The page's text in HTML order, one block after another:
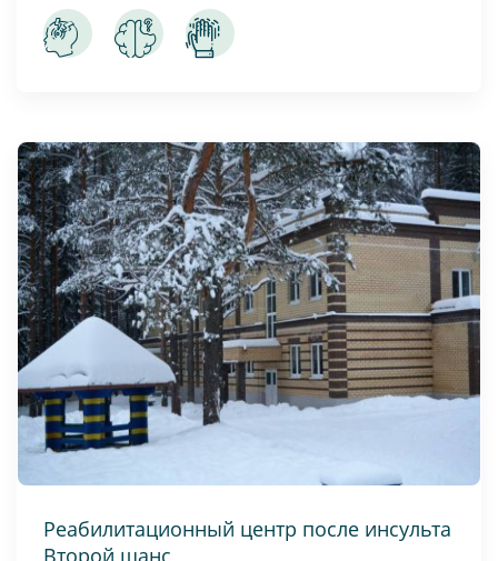
Реабилитационный центр после инсульта
Второй шанс